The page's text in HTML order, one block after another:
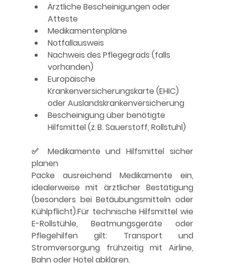
Ärztliche Bescheinigungen oder
Atteste
Medikamentenpläne
Notfallausweis
Nachweis des Pflegegrads (falls
vorhanden)
Europäische
Krankenversicherungskarte (EHIC)
oder Auslandskrankenversicherung
Bescheinigung über benötigte
Hilfsmittel (z. B. Sauerstoff, Rollstuhl)
✅ Medikamente und Hilfsmittel sicher
planen
Packe ausreichend Medikamente ein,
idealerweise mit ärztlicher Bestätigung
(besonders bei Betäubungsmitteln oder
Kühlpflicht).Für technische Hilfsmittel wie
E-Rollstühle, Beatmungsgeräte oder
Pflegehilfen gilt: Transport und
Stromversorgung frühzeitig mit Airline,
Bahn oder Hotel abklären.